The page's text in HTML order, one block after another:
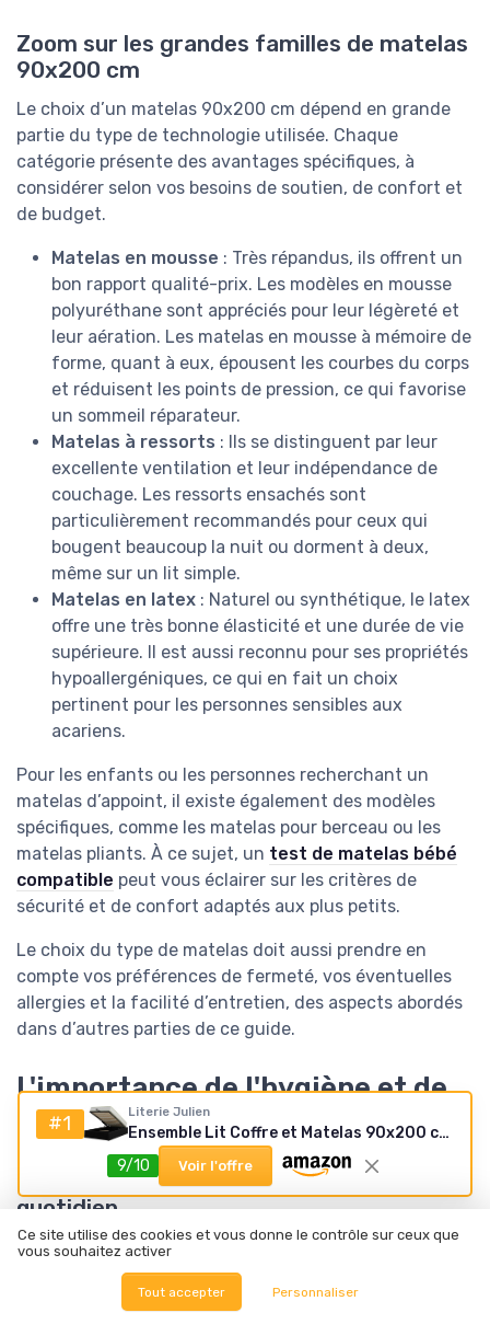
Zoom sur les grandes familles de matelas
90x200 cm
Le choix d’un matelas 90x200 cm dépend en grande
partie du type de technologie utilisée. Chaque
catégorie présente des avantages spécifiques, à
considérer selon vos besoins de soutien, de confort et
de budget.
Matelas en mousse : Très répandus, ils offrent un
bon rapport qualité-prix. Les modèles en mousse
polyuréthane sont appréciés pour leur légèreté et
leur aération. Les matelas en mousse à mémoire de
forme, quant à eux, épousent les courbes du corps
et réduisent les points de pression, ce qui favorise
un sommeil réparateur.
Matelas à ressorts : Ils se distinguent par leur
excellente ventilation et leur indépendance de
couchage. Les ressorts ensachés sont
particulièrement recommandés pour ceux qui
bougent beaucoup la nuit ou dorment à deux,
même sur un lit simple.
Matelas en latex : Naturel ou synthétique, le latex
offre une très bonne élasticité et une durée de vie
supérieure. Il est aussi reconnu pour ses propriétés
hypoallergéniques, ce qui en fait un choix
pertinent pour les personnes sensibles aux
acariens.
Pour les enfants ou les personnes recherchant un
matelas d’appoint, il existe également des modèles
spécifiques, comme les matelas pour berceau ou les
matelas pliants. À ce sujet, un test de matelas bébé
compatible peut vous éclairer sur les critères de
sécurité et de confort adaptés aux plus petits.
Le choix du type de matelas doit aussi prendre en
compte vos préférences de fermeté, vos éventuelles
allergies et la facilité d’entretien, des aspects abordés
dans d’autres parties de ce guide.
L'importance de l'hygiène et de
l'entretien du matelas
Préserver la qualité de votre matelas au
quotidien
L'hygiène du matelas 90x200 cm joue un rôle central
dans la durabilité et le confort de votre couchage. Un
entretien régulier permet non seulement de prolonger
#1 Literie Julien
Ensemble Lit Coffre et Matelas 90x200 cm - Couleur : Noir - Sommier Relevable avec Vérins Hydrauliques - Matelas Haute Densité Confort Souple - Lit Coffre Déhoussable Noir 90x200
9/10
Voir l'offre
Ce site utilise des cookies et vous donne le contrôle sur ceux que
vous souhaitez activer
Tout accepter Personnaliser